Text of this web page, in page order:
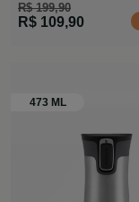
R$ 199,90
R$ 109,90